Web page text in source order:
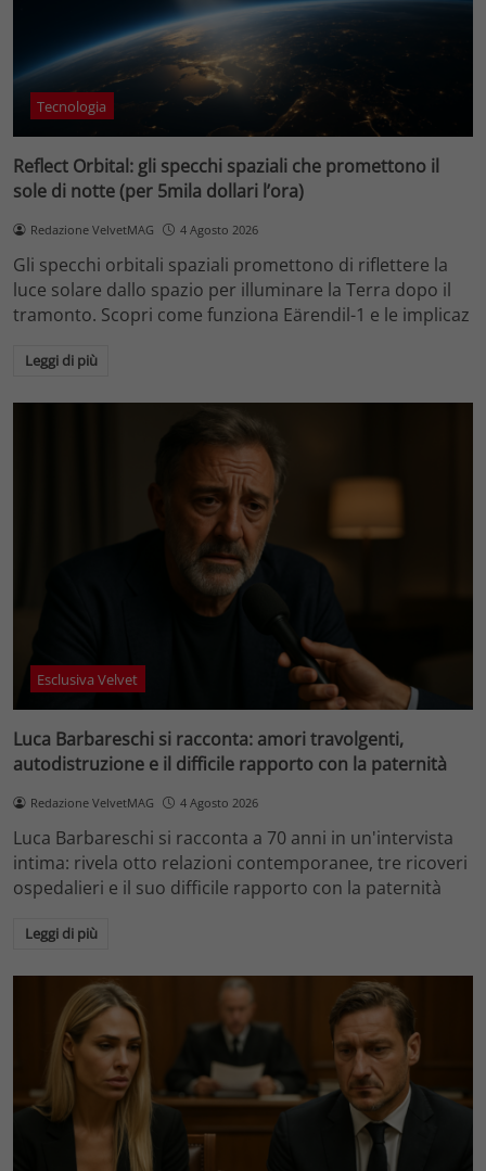
Tecnologia
Reflect Orbital: gli specchi spaziali che promettono il
sole di notte (per 5mila dollari l’ora)
Redazione VelvetMAG 4 Agosto 2026
Gli specchi orbitali spaziali promettono di riflettere la
luce solare dallo spazio per illuminare la Terra dopo il
tramonto. Scopri come funziona Eärendil-1 e le implicaz
Leggi di più
Esclusiva Velvet
Luca Barbareschi si racconta: amori travolgenti,
autodistruzione e il difficile rapporto con la paternità
Redazione VelvetMAG 4 Agosto 2026
Luca Barbareschi si racconta a 70 anni in un'intervista
intima: rivela otto relazioni contemporanee, tre ricoveri
ospedalieri e il suo difficile rapporto con la paternità
Leggi di più